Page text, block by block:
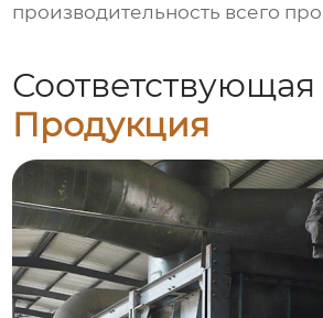
производительность всего
Соответствующая
Продукция